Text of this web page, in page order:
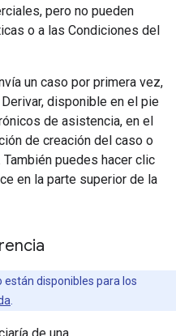
pero no pueden
o a las Condiciones del
un caso por primera vez,
disponible en el pie
de asistencia, en el
de creación del caso o
puedes hacer clic
en la parte superior de la
están disponibles para los